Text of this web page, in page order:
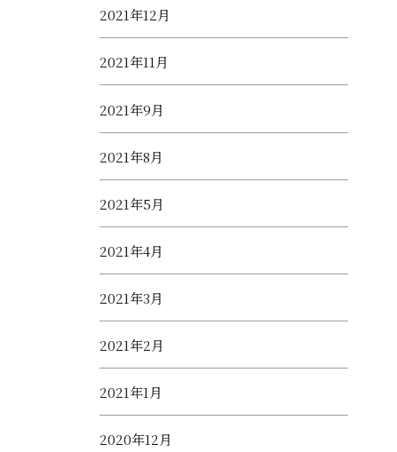
2021年12月
2021年11月
2021年9月
2021年8月
2021年5月
2021年4月
2021年3月
2021年2月
2021年1月
2020年12月